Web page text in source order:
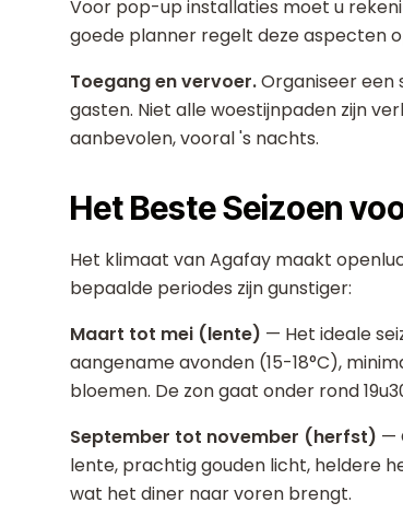
Voor pop-up installaties moet u
goede planner regelt deze aspecten
Toegang en vervoer.Organiseer een
gasten. Niet alle woestijnpaden zijn
aanbevolen, vooral 's nachts.
Het Beste Seizoen
Het klimaat van Agafay maakt
bepaalde periodes zijn gunstiger:
Maart tot mei (lente) — Het ideale
aangename avonden (15-18°C),
bloemen. De zon gaat onder rond
September tot november (herfst) —
lente, prachtig gouden licht, heldere
wat het diner naar voren brengt.